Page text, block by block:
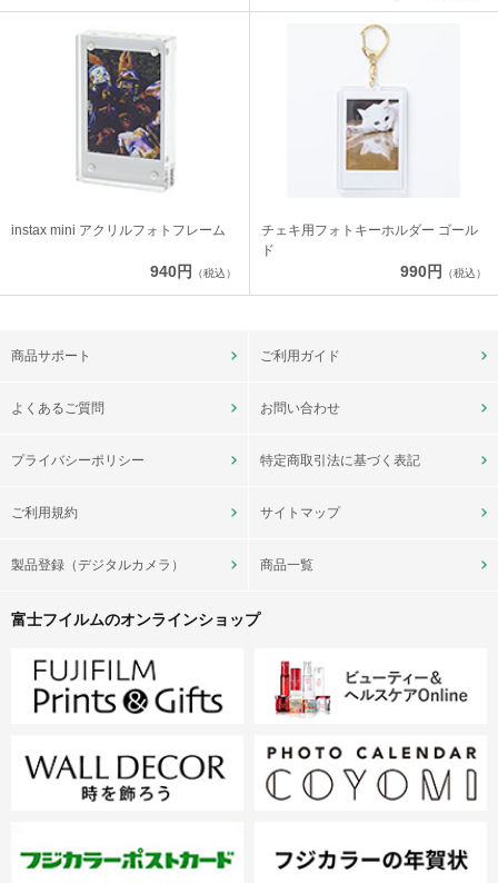
instax mini アクリルフォトフレーム
940円 （税込）
チェキ用フォトキーホルダー ゴール
ド
990円 （税込）
商品サポート ご利用ガイド
よくあるご質問 お問い合わせ
プライバシーポリシー 特定商取引法に基づく表記
ご利用規約 サイトマップ
製品登録（デジタルカメラ） 商品一覧
富士フイルムのオンラインショップ